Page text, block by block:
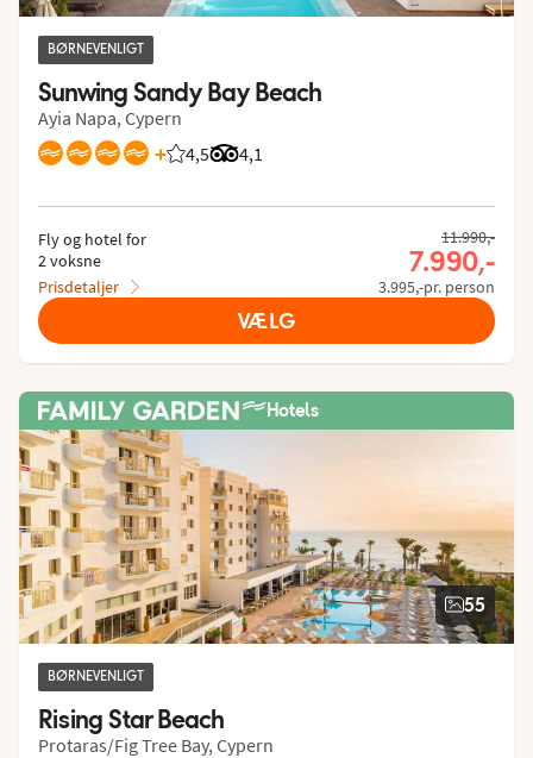
BØRNEVENLIGT
Sunwing Sandy Bay Beach
Ayia Napa, Cypern
+ 4,5
Bedømmelse fra Spies gæster: 4.468/5
4,1
Bedømmelse fra Tripadvisor: 4.1 of 5
Fly og hotel for
2 voksne
Prisdetaljer
11.990,-
7.990,-
3.995,-pr. person
VÆLG
Hotels
55
BØRNEVENLIGT
Rising Star Beach
Protaras/Fig Tree Bay, Cypern